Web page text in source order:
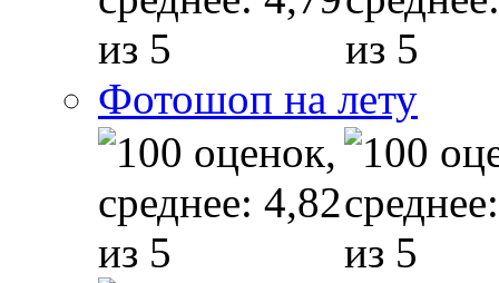
Фотошоп на лету